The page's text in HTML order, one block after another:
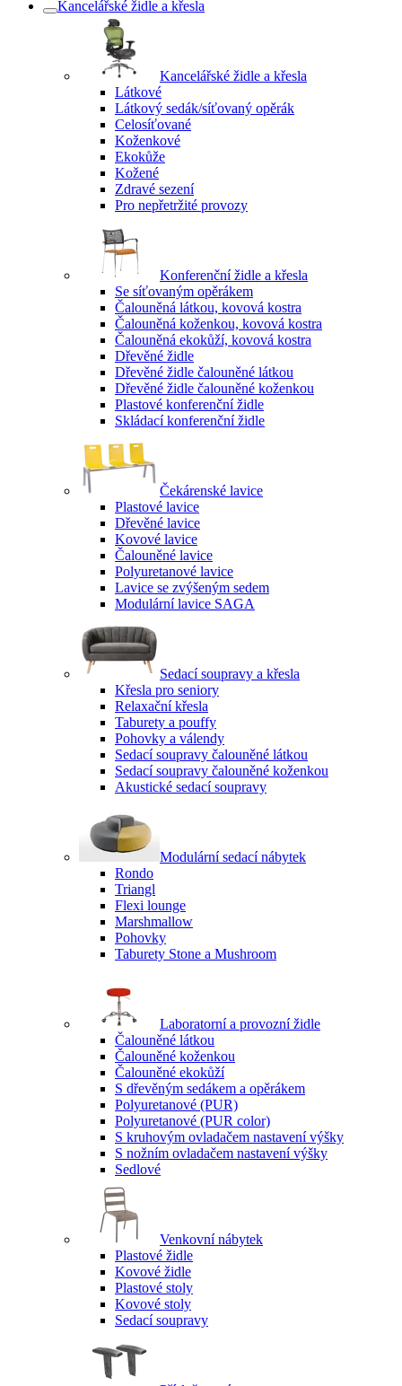
Kancelářské židle a křesla
Kancelářské židle a křesla
Látkové
Látkový sedák/síťovaný opěrák
Celosíťované
Koženkové
Ekokůže
Kožené
Zdravé sezení
Pro nepřetržité provozy
Konferenční židle a křesla
Se síťovaným opěrákem
Čalouněná látkou, kovová kostra
Čalouněná koženkou, kovová kostra
Čalouněná ekokůží, kovová kostra
Dřevěné židle
Dřevěné židle čalouněné látkou
Dřevěné židle čalouněné koženkou
Plastové konferenční židle
Skládací konferenční židle
Čekárenské lavice
Plastové lavice
Dřevěné lavice
Kovové lavice
Čalouněné lavice
Polyuretanové lavice
Lavice se zvýšeným sedem
Modulární lavice SAGA
Sedací soupravy a křesla
Křesla pro seniory
Relaxační křesla
Taburety a pouffy
Pohovky a válendy
Sedací soupravy čalouněné látkou
Sedací soupravy čalouněné koženkou
Akustické sedací soupravy
Modulární sedací nábytek
Rondo
Triangl
Flexi lounge
Marshmallow
Pohovky
Taburety Stone a Mushroom
Laboratorní a provozní židle
Čalouněné látkou
Čalouněné koženkou
Čalouněné ekokůží
S dřevěným sedákem a opěrákem
Polyuretanové (PUR)
Polyuretanové (PUR color)
S kruhovým ovladačem nastavení výšky
S nožním ovladačem nastavení výšky
Sedlové
Venkovní nábytek
Plastové židle
Kovové židle
Plastové stoly
Kovové stoly
Sedací soupravy